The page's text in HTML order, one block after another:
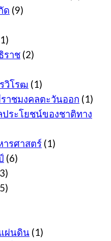
ด (9)
ราช (2)
วิโรฒ (1)
าชมงคลตะวันออก (1)
ระโยชน์ของชาติทาง
รศาสตร์ (1)
(6)
ผ่นดิน (1)